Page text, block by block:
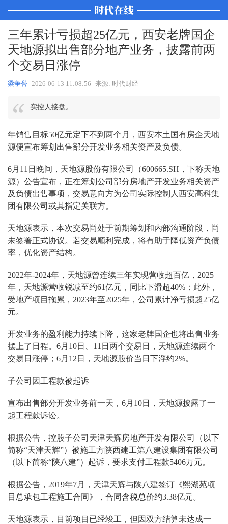
三年累计亏损超25亿元，西安老牌国企
天地源拟出售部分地产业务，披露前两
个交易日涨停
梁争誉 2026-06-13 11:08:56 来源: 时代财经
实控人接盘。
年销售目标50亿元定下不到两个月，西安本土国有房企天地
源便宣布筹划出售部分开发业务相关资产及负债。
6月11日晚间，天地源股份有限公司（600665.SH，下称天地
源）公告宣布，正在筹划公司部分房地产开发业务相关资产
及负债出售事项，交易意向方为公司实际控制人西安高科集
团有限公司或其指定关联方。
天地源表示，本次交易尚处于前期筹划和内部沟通阶段，尚
未签署正式协议。若交易顺利完成，将有助于降低资产负债
率，优化资产结构。
2022年-2024年，天地源曾连续三年实现营收超百亿，2025
年，天地源营收锐减至约61亿元，同比下滑超40%；此外，
受地产项目拖累，2023年至2025年，公司累计净亏损超25亿
元。
开发业务的盈利能力持续下降，这家老牌国企也将出售业务
摆上了日程。6月10日、11日两个交易日，天地源连续两个
交易日涨停；6月12日，天地源股价当日下浮约2%。
子公司因工程款被起诉
宣布出售部分开发业务前一天，6月10日，天地源披露了一
起工程款诉讼。
根据公告，控股子公司天津天辉房地产开发有限公司（以下
简称“天津天辉”）被施工方陕西建工第八建设集团有限公司
（以下简称“陕八建”）起诉，要求支付工程款5406万元。
根据公告，2019年7月，天津天辉与陕八建签订《熙湖苑项
目总承包工程施工合同》，合同含税总价约3.38亿元。
天地源表示，目前项目已经竣工，但因双方结算未达成一